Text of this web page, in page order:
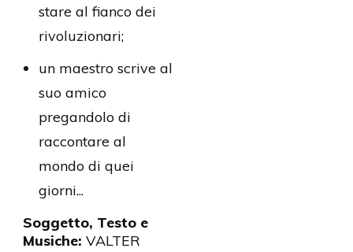
stare al fianco dei
rivoluzionari;
un maestro scrive al
suo amico
pregandolo di
raccontare al
mondo di quei
giorni...
Soggetto, Testo e
Musiche: VALTER